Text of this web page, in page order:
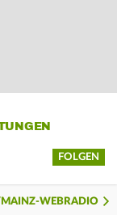
FOLGEN
WEBRADIO